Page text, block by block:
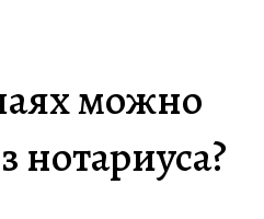
можно
нотариуса?